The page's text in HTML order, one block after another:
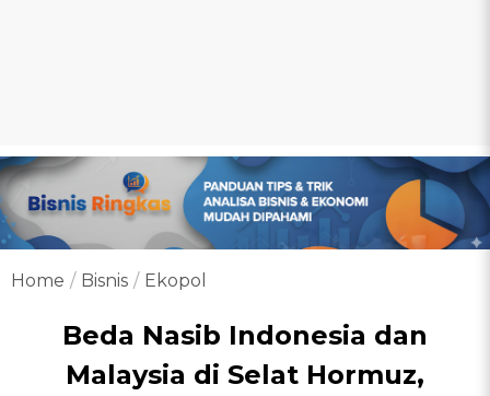
Home Bisnis Ekopol
Beda Nasib Indonesia dan
Malaysia di Selat Hormuz,